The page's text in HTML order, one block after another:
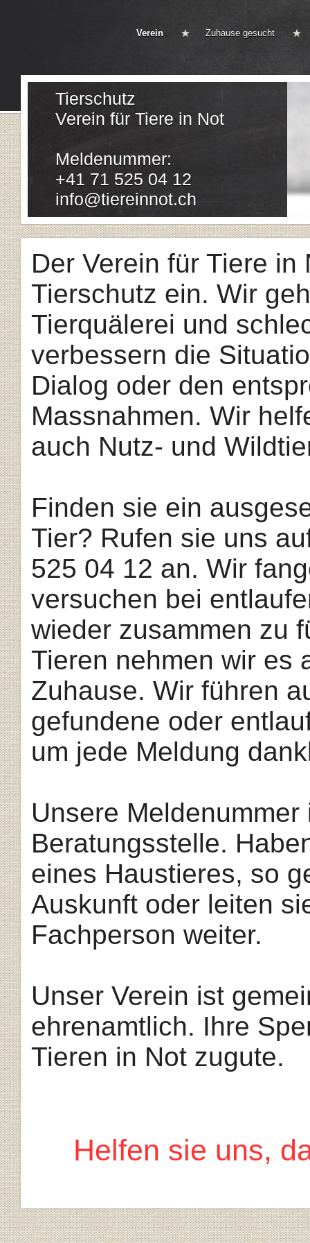
Verein Zuhause gesucht
Tierschutz
Verein für Tiere in Not
Meldenummer:
+41 71 525 04 12
info@tiereinnot.ch
Der Verein für Tiere
Tierschutz ein. Wir
Tierquälerei und
verbessern die Sit
Dialog oder den
Massnahmen. Wir
auch Nutz- und
Finden sie ein
Tier? Rufen sie uns
525 04 12 an. Wir
versuchen bei ent
wieder zusammen zu
Tieren nehmen wir es
Zuhause. Wir führen
gefundene oder
um jede Meldung
Unsere Meldenummer
Beratungsstelle.
eines Haustieres, so
Auskunft oder leiten
Fachperson weiter.
Unser Verein ist
ehrenamtlich. Ihre
Tieren in Not zugute.
Helfen sie uns,